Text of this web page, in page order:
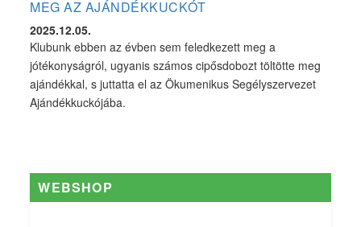
MEG AZ AJÁNDÉKKUCKÓT
2025.12.05.
Klubunk ebben az évben sem feledkezett meg a
jótékonyságról, ugyanis számos cipősdobozt töltötte meg
ajándékkal, s juttatta el az Ökumenikus Segélyszervezet
Ajándékkuckójába.
WEBSHOP